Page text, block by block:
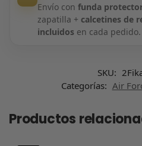
Envío con funda
zapatilla + calcetines de
incluidos en cada pedido.
SKU:
Categorías: Air
Productos